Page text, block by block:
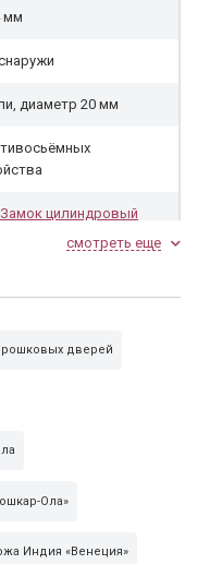
мм
диаметр 20 мм
цилиндровый
ручки
смотреть еще
дверей
Ола»
Индия «Венеция»